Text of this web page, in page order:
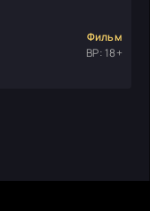
Фильм
ВР: 18+